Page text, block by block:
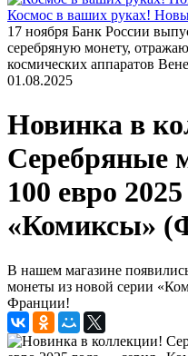
Космос в ваших руках!
17 ноября Банк России
серебряную монету,
космических аппаратов
01.08.2025
Новинка в
Серебряные
100 евро
«Комиксы»
В нашем магазине
монеты из новой серии
Франции!